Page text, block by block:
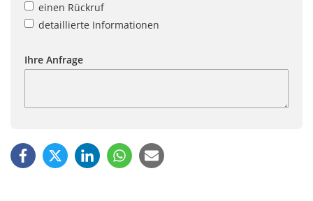
einen Rückruf
detaillierte Informationen
Ihre Anfrage